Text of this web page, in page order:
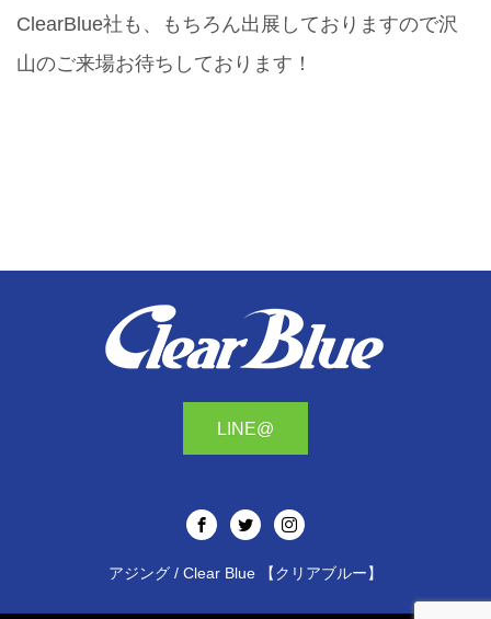
ClearBlue社も、もちろん出展しておりますので沢
山のご来場お待ちしております！
LINE@
アジング / Clear Blue 【クリアブルー】